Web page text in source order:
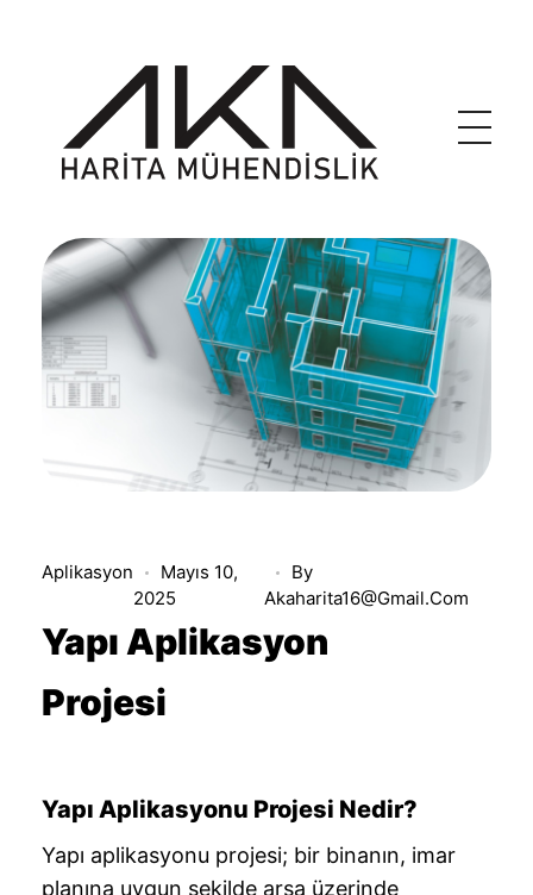
Yapı Aplikasyon
Projesi
Mayıs 10,
2025
By
Akaharita16@gmail.com
Aplikasyon
Yapı Aplikasyonu Projesi Nedir?
Yapı aplikasyonu projesi; bir binanın, imar
planına uygun şekilde arsa üzerinde